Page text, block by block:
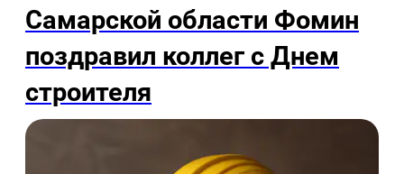
Самарской области Фомин
поздравил коллег с Днем
строителя